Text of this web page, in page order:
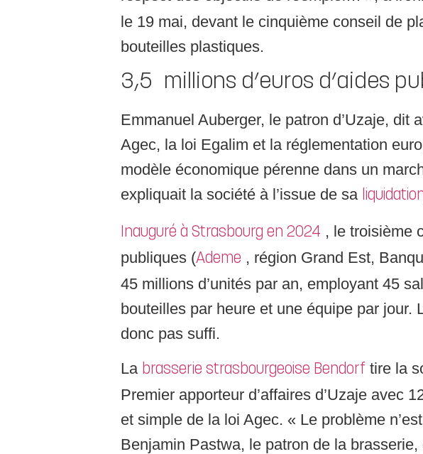
le 19 mai, devant le cinquième conseil de
bouteilles plastiques.
3,5 millions d’euros d’aides
Emmanuel Auberger, le patron d’Uzaje,
Agec, la loi Egalim et la réglementation
modèle économique pérenne dans un
expliquait la société à l’issue de sa
Inauguré à Strasbourg en 2024 , le troisième
publiques (Ademe , région Grand Est,
45 millions d’unités par an, employant 45
bouteilles par heure et une équipe par jour.
donc pas suffi.
La brasserie strasbourgeoise Bendorf tire la
Premier apporteur d’affaires d’Uzaje avec
et simple de la loi Agec. « Le problème
Benjamin Pastwa, le patron de la